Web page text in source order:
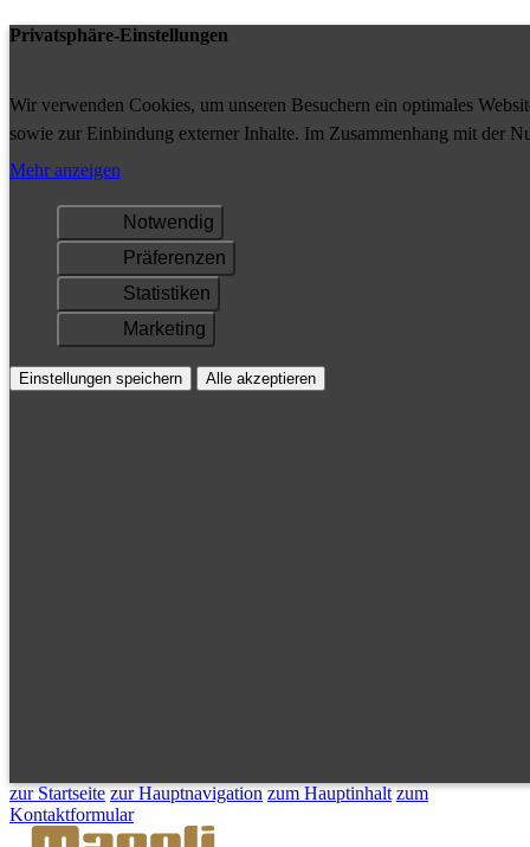
Privatsphäre-Einstellungen
Wir verwenden Cookies, um unseren Besuchern ein optimales
sowie zur Einbindung externer Inhalte. Im Zusammenhang mit der
Ihrem Gerät gespeichert und/oder abgerufen.
Mehr anzeigen
Notwendig
Präferenzen
Statistiken
Marketing
Einstellungen speichern Alle akzeptieren
zur Startseite zur Hauptnavigation zum Hauptinhalt zum
Kontaktformular